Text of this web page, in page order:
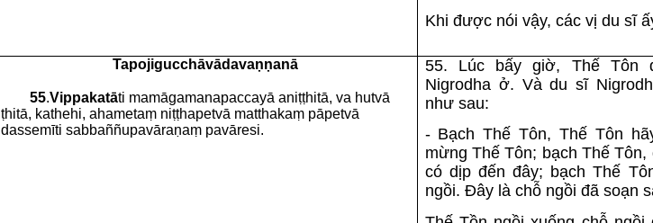
Khi được nói vậy, các vị du sĩ
Tapojigucchāvādavaṇṇanā
55.Vippakatāti mamāgamanapaccayā aniṭṭhitā, va hutvā
ṭhitā, kathehi, ahametaṃ niṭṭhapetvā matthakaṃ pāpetvā
dassemīti sabbaññupavāraṇaṃ pavāresi.
55. Lúc bấy giờ, Thế Tôn
Nigrodha ở. Và du sĩ
như sau:
- Bạch Thế Tôn, Thế Tôn
mừng Thế Tôn; bạch Thế
có dịp đến đây; bạch Thế
ngồi. Ðây là chỗ ngồi đã soạn